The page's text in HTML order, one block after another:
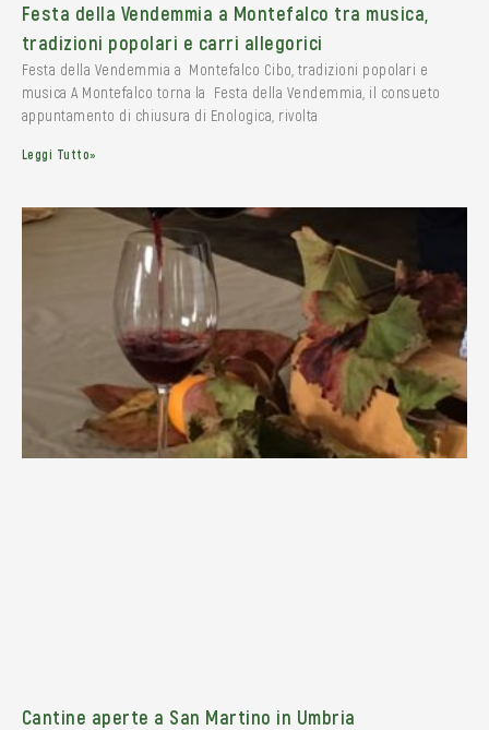
Festa della Vendemmia a Montefalco tra musica,
tradizioni popolari e carri allegorici
Festa della Vendemmia a Montefalco Cibo, tradizioni popolari e
musica A Montefalco torna la Festa della Vendemmia, il consueto
appuntamento di chiusura di Enologica, rivolta
Leggi Tutto»
Cantine aperte a San Martino in Umbria